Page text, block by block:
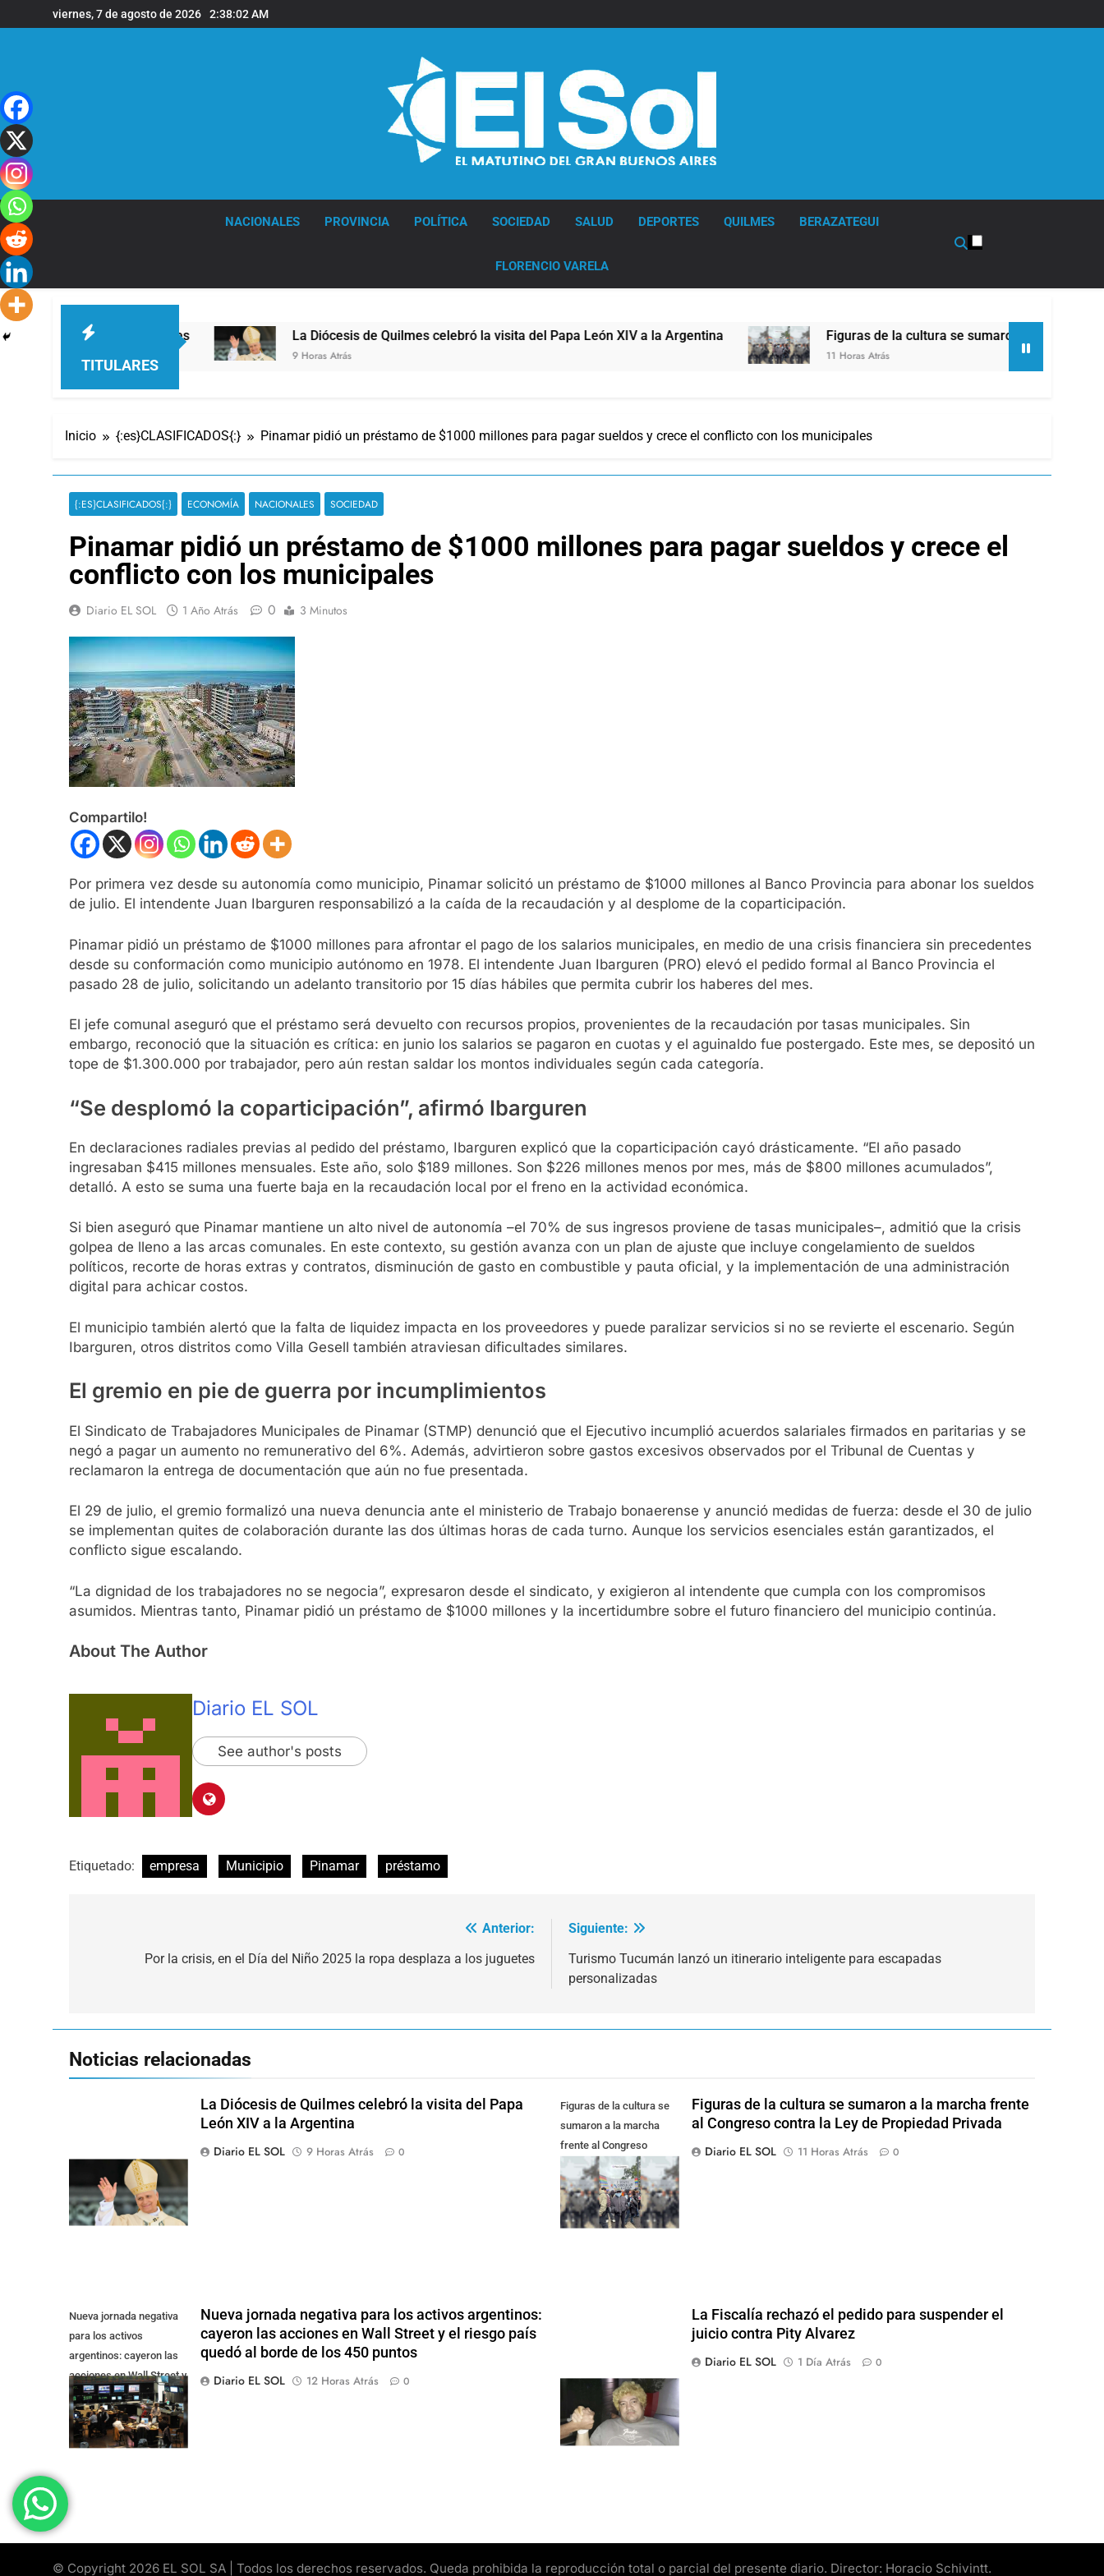
al
viernes, 7 de agosto de 2026 2:38:03 AM
NACIONALES PROVINCIA POLÍTICA SOCIEDAD SALUD DEPORTES QUILMES BERAZATEGUI
FLORENCIO VARELA
TITULARES
sede de Quilmes La Diócesis de Quilmes celebró la visita del Papa León XIV a la Argentina
9 Horas Atrás
Figuras de la cultura se sumaron a la marcha frente al
11 Horas Atrás
Inicio {:es}CLASIFICADOS{:} Pinamar pidió un préstamo de $1000 millones para pagar sueldos y crece el conflicto con los municipales
{:ES}CLASIFICADOS{:} ECONOMÍA NACIONALES SOCIEDAD
Pinamar pidió un préstamo de $1000 millones para pagar sueldos y crece el
conflicto con los municipales
Diario EL SOL 1 Año Atrás 0 3 Minutos
Compartilo!
Por primera vez desde su autonomía como municipio, Pinamar solicitó un préstamo de $1000 millones al Banco Provincia para abonar los sueldos
de julio. El intendente Juan Ibarguren responsabilizó a la caída de la recaudación y al desplome de la coparticipación.
Pinamar pidió un préstamo de $1000 millones para afrontar el pago de los salarios municipales, en medio de una crisis financiera sin precedentes
desde su conformación como municipio autónomo en 1978. El intendente Juan Ibarguren (PRO) elevó el pedido formal al Banco Provincia el
pasado 28 de julio, solicitando un adelanto transitorio por 15 días hábiles que permita cubrir los haberes del mes.
El jefe comunal aseguró que el préstamo será devuelto con recursos propios, provenientes de la recaudación por tasas municipales. Sin
embargo, reconoció que la situación es crítica: en junio los salarios se pagaron en cuotas y el aguinaldo fue postergado. Este mes, se depositó un
tope de $1.300.000 por trabajador, pero aún restan saldar los montos individuales según cada categoría.
“Se desplomó la coparticipación”, afirmó Ibarguren
En declaraciones radiales previas al pedido del préstamo, Ibarguren explicó que la coparticipación cayó drásticamente. “El año pasado
ingresaban $415 millones mensuales. Este año, solo $189 millones. Son $226 millones menos por mes, más de $800 millones acumulados”,
detalló. A esto se suma una fuerte baja en la recaudación local por el freno en la actividad económica.
Si bien aseguró que Pinamar mantiene un alto nivel de autonomía –el 70% de sus ingresos proviene de tasas municipales–, admitió que la crisis
golpea de lleno a las arcas comunales. En este contexto, su gestión avanza con un plan de ajuste que incluye congelamiento de sueldos
políticos, recorte de horas extras y contratos, disminución de gasto en combustible y pauta oficial, y la implementación de una administración
digital para achicar costos.
El municipio también alertó que la falta de liquidez impacta en los proveedores y puede paralizar servicios si no se revierte el escenario. Según
Ibarguren, otros distritos como Villa Gesell también atraviesan dificultades similares.
El gremio en pie de guerra por incumplimientos
El Sindicato de Trabajadores Municipales de Pinamar (STMP) denunció que el Ejecutivo incumplió acuerdos salariales firmados en paritarias y se
negó a pagar un aumento no remunerativo del 6%. Además, advirtieron sobre gastos excesivos observados por el Tribunal de Cuentas y
reclamaron la entrega de documentación que aún no fue presentada.
El 29 de julio, el gremio formalizó una nueva denuncia ante el ministerio de Trabajo bonaerense y anunció medidas de fuerza: desde el 30 de julio
se implementan quites de colaboración durante las dos últimas horas de cada turno. Aunque los servicios esenciales están garantizados, el
conflicto sigue escalando.
“La dignidad de los trabajadores no se negocia”, expresaron desde el sindicato, y exigieron al intendente que cumpla con los compromisos
asumidos. Mientras tanto, Pinamar pidió un préstamo de $1000 millones y la incertidumbre sobre el futuro financiero del municipio continúa.
About The Author
Diario EL SOL
See author's posts
Etiquetado: empresa Municipio Pinamar préstamo
Anterior:
Por la crisis, en el Día del Niño 2025 la ropa desplaza a los juguetes
Siguiente:
Turismo Tucumán lanzó un itinerario inteligente para escapadas
personalizadas
Noticias relacionadas
La Diócesis de Quilmes celebró la visita del Papa
León XIV a la Argentina
Diario EL SOL
9 Horas Atrás 0
Figuras de la cultura se
sumaron a la marcha
frente al Congreso
contra la Ley de
Propiedad Privada
Figuras de la cultura se sumaron a la marcha frente
al Congreso contra la Ley de Propiedad Privada
Diario EL SOL
11 Horas Atrás 0
Nueva jornada negativa
para los activos
argentinos: cayeron las
acciones en Wall Street y
el riesgo país quedó al
borde de los 450 punt
Nueva jornada negativa para los activos argentinos:
cayeron las acciones en Wall Street y el riesgo país
quedó al borde de los 450 puntos
Diario EL SOL
12 Horas Atrás 0
La Fiscalía rechazó el pedido para suspender el
juicio contra Pity Alvarez
Diario EL SOL
1 Día Atrás 0
© Copyright 2026 EL SOL SA | Todos los derechos reservados. Queda prohibida la reproducción total o parcial del presente diario. Director: Horacio Schivintt.